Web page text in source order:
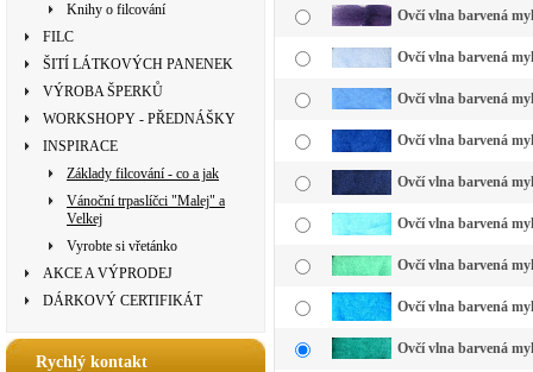
Knihy o filcování
FILC
ŠITÍ LÁTKOVÝCH PANENEK
VÝROBA ŠPERKŮ
WORKSHOPY - PŘEDNÁŠKY
INSPIRACE
Základy filcování - co a jak
Vánoční trpaslíčci "Malej" a
Velkej
Vyrobte si vřetánko
AKCE A VÝPRODEJ
DÁRKOVÝ CERTIFIKÁT
Rychlý kontakt
Ovčí vlna barvená
Ovčí vlna barvená
Ovčí vlna barvená
Ovčí vlna barvená
Ovčí vlna barvená
Ovčí vlna barvená
Ovčí vlna barvená
Ovčí vlna barvená
Ovčí vlna barvená